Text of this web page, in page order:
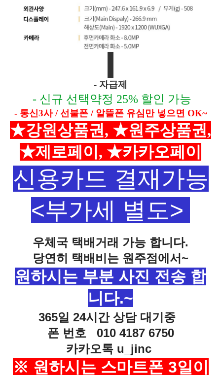
- 자급제
- 신규 선택약정 25% 할인 가능
- 통신3사 / 선불폰 / 알뜰폰 유심만 넣으면 OK~
★강원상품권, ★원주상품권,
★제로페이, ★카카오페이
신용카드 결재가능
<부가세 별도>
우체국 택배거래 가능 합니다.
당연히 택배비는 원주점에서~
원하시는 부분 사진 전송 합
니다.~
365일 24시간 상담 대기중
폰 번호 010 4187 6750
카카오톡 u_jinc
※ 원하시는 스마트폰 3일이